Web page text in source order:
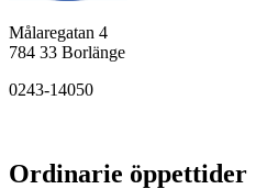
Målaregatan 4
784 33 Borlänge
0243-14050
Ordinarie öppettider